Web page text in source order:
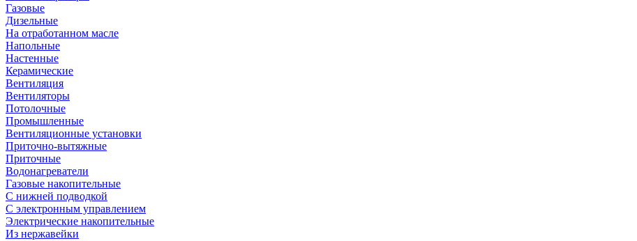
Газовые
Дизельные
На отработанном масле
Напольные
Настенные
Керамические
Вентиляция
Вентиляторы
Потолочные
Промышленные
Вентиляционные установки
Приточно-вытяжные
Приточные
Водонагреватели
Газовые накопительные
С нижней подводкой
С электронным управлением
Электрические накопительные
Из нержавейки